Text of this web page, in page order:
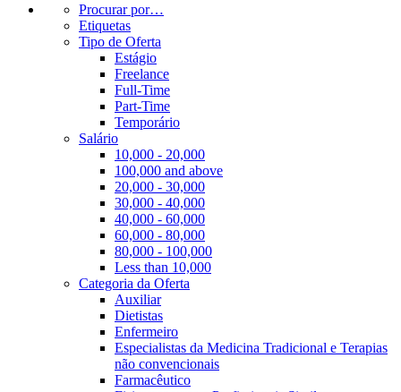
Procurar por…
Etiquetas
Tipo de Oferta
Estágio
Freelance
Full-Time
Part-Time
Temporário
Salário
10,000 - 20,000
100,000 and above
20,000 - 30,000
30,000 - 40,000
40,000 - 60,000
60,000 - 80,000
80,000 - 100,000
Less than 10,000
Categoria da Oferta
Auxiliar
Dietistas
Enfermeiro
Especialistas da Medicina Tradicional e Terapias
não convencionais
Farmacêutico